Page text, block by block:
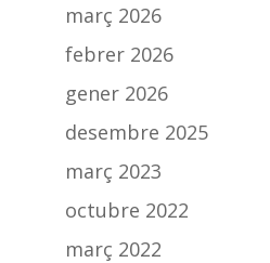
març 2026
febrer 2026
gener 2026
desembre 2025
març 2023
octubre 2022
març 2022